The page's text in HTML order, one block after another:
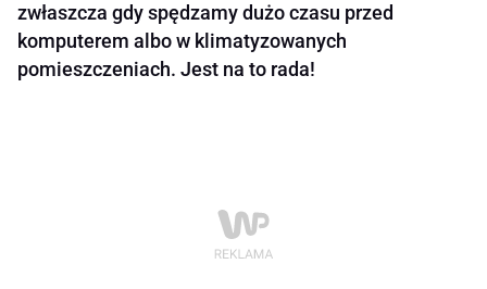
zwłaszcza gdy spędzamy dużo czasu przed
komputerem albo w klimatyzowanych
pomieszczeniach. Jest na to rada!